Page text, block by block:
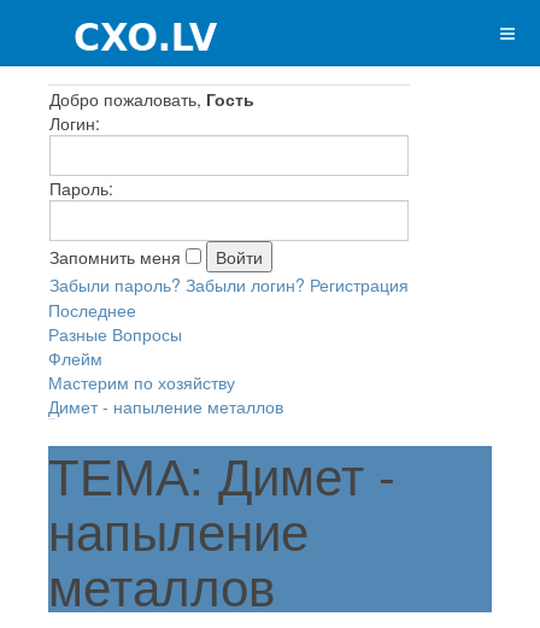
Добро пожаловать, Гость
Логин:
Пароль:
Запомнить меня
Забыли пароль? Забыли логин? Регистрация
Последнее
Разные Вопросы
Флейм
Мастерим по хозяйству
Димет - напыление металлов
ТЕМА: Димет -
напыление
металлов